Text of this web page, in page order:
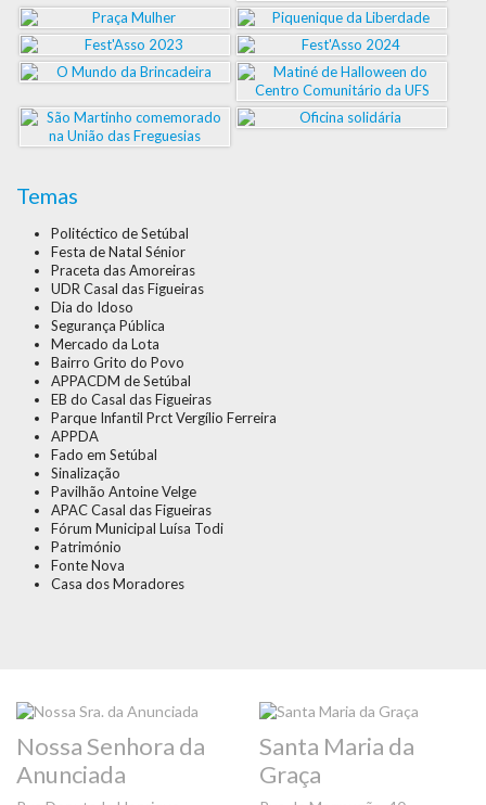
Temas
Politéctico de Setúbal
Festa de Natal Sénior
Praceta das Amoreiras
UDR Casal das Figueiras
Dia do Idoso
Segurança Pública
Mercado da Lota
Bairro Grito do Povo
APPACDM de Setúbal
EB do Casal das Figueiras
Parque Infantil Prct Vergílio Ferreira
APPDA
Fado em Setúbal
Sinalização
Pavilhão Antoine Velge
APAC Casal das Figueiras
Fórum Municipal Luísa Todi
Património
Fonte Nova
Casa dos Moradores
Nossa Senhora da
Anunciada
Santa Maria da
Graça